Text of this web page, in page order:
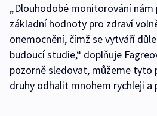
„Dlouhodobé monitorování
základní hodnoty pro zdraví
onemocnění, čímž se vytváří
budoucí studie,“ doplňuje
pozorně sledovat, můžeme tyto
druhy odhalit mnohem rychleji a